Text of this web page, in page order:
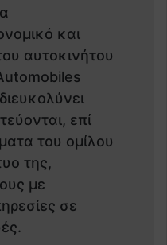
και
αυτοκινήτου
επί
του ομίλου
της,
με
σε